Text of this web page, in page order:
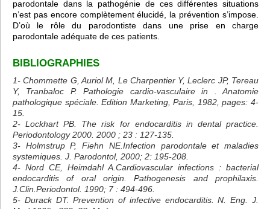
parodontale dans la pathogénie de ces différentes situations
n’est pas encore complètement élucidé, la prévention s’impose.
D’où le rôle du parodontiste dans une prise en charge
parodontale adéquate de ces patients.
BIBLIOGRAPHIES
1- Chommette G, Auriol M, Le Charpentier Y, Leclerc JP, Tereau
Y, Tranbaloc P. Pathologie cardio-vasculaire in . Anatomie
pathologique spéciale. Edition Marketing, Paris, 1982, pages: 4-
15.
2- Lockhart PB. The risk for endocarditis in dental practice.
Periodontology 2000. 2000 ; 23 : 127-135.
3- Holmstrup P, Fiehn NE.Infection parodontale et maladies
systemiques. J. Parodontol, 2000; 2: 195-208.
4- Nord CE, Heimdahl A.Cardiovascular infections : bacterial
endocarditis of oral origin. Pathogenesis and prophilaxis.
J.Clin.Periodontol. 1990; 7 : 494-496.
5- Durack DT. Prevention of infective endocarditis. N. Eng. J.